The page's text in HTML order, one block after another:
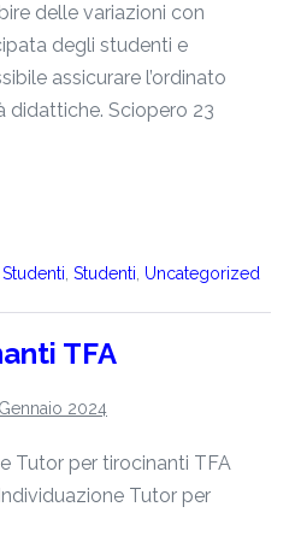
delle variazioni con
degli studenti e
assicurare l’ordinato
Sciopero 23
Studenti Studenti Uncategorized
TFA
2024
Tutor per tirocinanti TFA
Tutor per